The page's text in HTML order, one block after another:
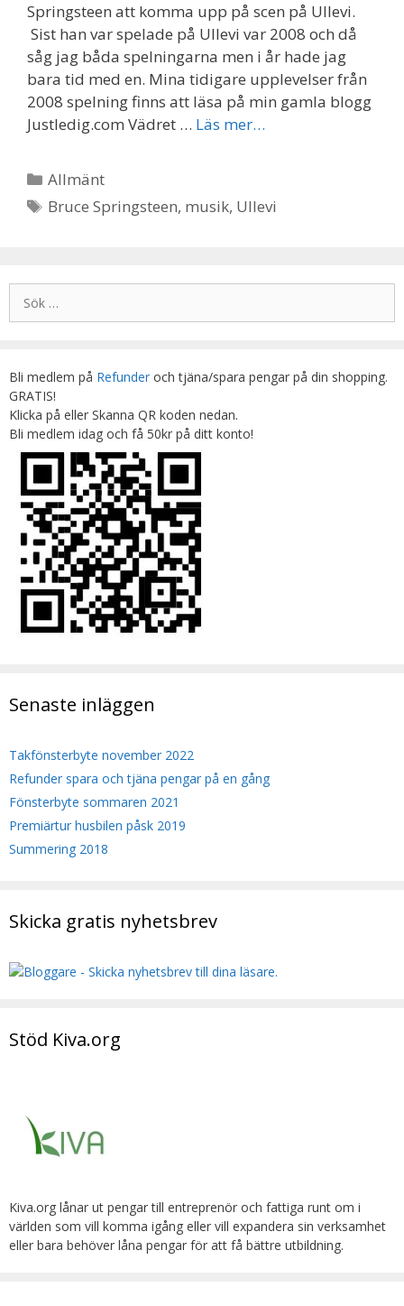
Springsteen att komma upp på scen på Ullevi.
Sist han var spelade på Ullevi var 2008 och då
såg jag båda spelningarna men i år hade jag
bara tid med en. Mina tidigare upplevelser från
2008 spelning finns att läsa på min gamla blogg
Justledig.com Vädret … Läs mer…
Kategorier
Allmänt
Etiketter
Bruce Springsteen, musik, Ullevi
efter:
Bli medlem på Refunder och tjäna/spara pengar på din shopping.
GRATIS!
Klicka på eller Skanna QR koden nedan.
Bli medlem idag och få 50kr på ditt konto!
Senaste inläggen
Takfönsterbyte november 2022
Refunder spara och tjäna pengar på en gång
Fönsterbyte sommaren 2021
Premiärtur husbilen påsk 2019
Summering 2018
Skicka gratis nyhetsbrev
Stöd Kiva.org
Kiva.org lånar ut pengar till entreprenör och fattiga runt om i
världen som vill komma igång eller vill expandera sin verksamhet
eller bara behöver låna pengar för att få bättre utbildning.